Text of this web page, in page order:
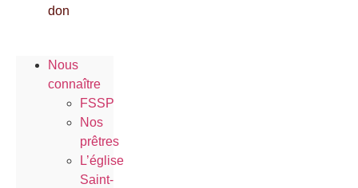
don
Nous
connaître
FSSP
Nos
prêtres
L’église
Saint-